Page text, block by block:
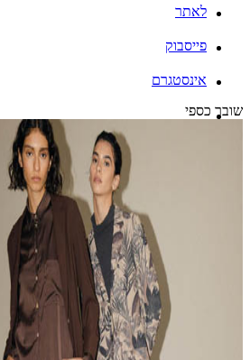
לאתר
פייסבוק
אינסטגרם
שובר כספי